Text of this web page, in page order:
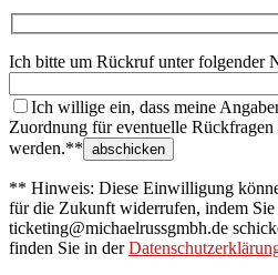
Ich bitte um Rückruf unter folgender
Ich willige ein, dass meine
Zuordnung für eventuelle Rückfragen
werden.**
** Hinweis: Diese Einwilligung
für die Zukunft widerrufen, indem
ticketing@michaelrussgmbh.de
finden Sie in der